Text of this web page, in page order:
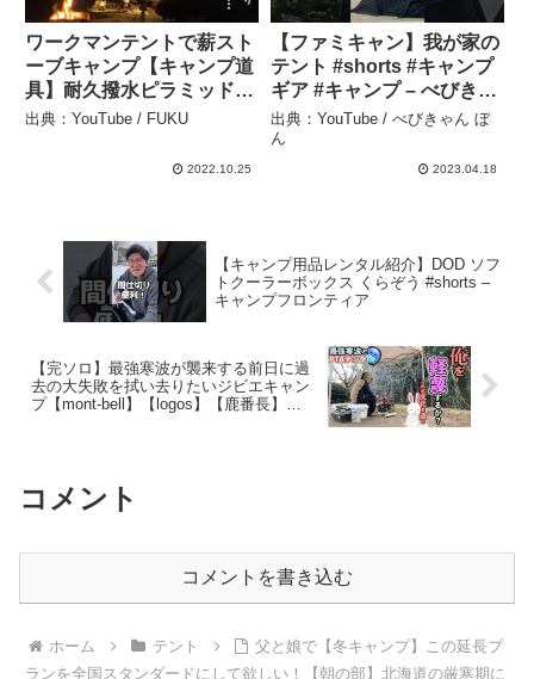
ワークマンテントで薪スト
ーブキャンプ【キャンプ道
具】耐久撥水ピラミッドシ
ェルター – FUKU
出典：YouTube / FUKU
2022.10.25
【ファミキャン】我が家の
テント #shorts #キャンプ
ギア #キャンプ – べびきゃ
ん ぼん
出典：YouTube / べびきゃん ぼ
ん
2023.04.18
【キャンプ用品レンタル紹介】DOD ソフ
トクーラーボックス くらぞう #shorts –
キャンプフロンティア
【完ソロ】最強寒波が襲来する前日に過
去の大失敗を拭い去りたいジビエキャン
プ【mont-bell】【logos】【鹿番長】
コメント
コメントを書き込む
ホーム テント
父と娘で【冬キャンプ】この延長プ
ランを全国スタンダードにして欲しい！【朝の部】北海道の厳寒期に